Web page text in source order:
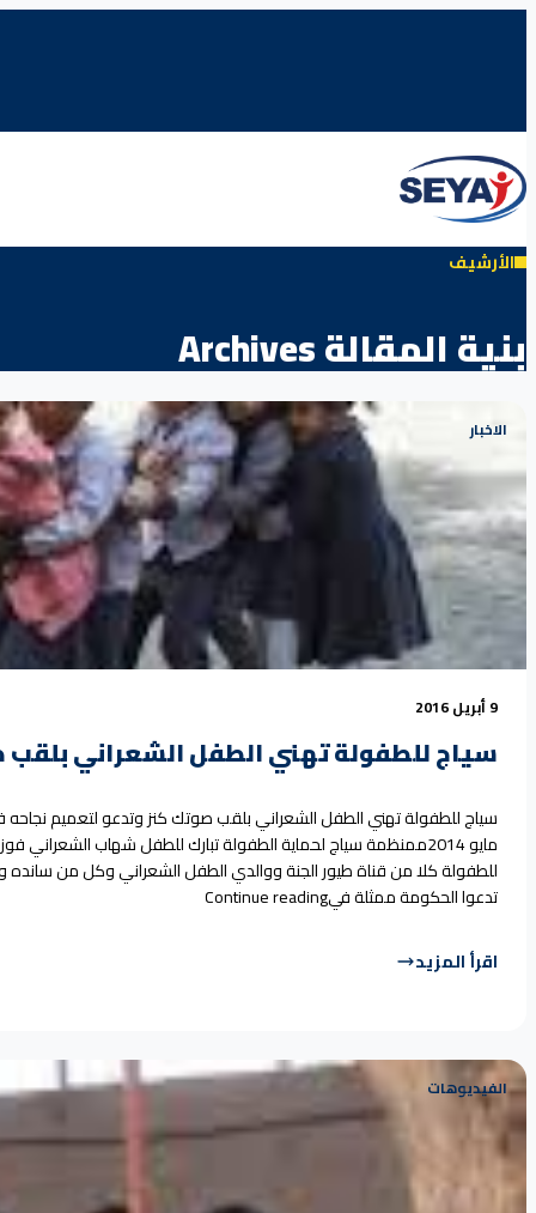
الأرشيف
بنية المقالة Archives
الاخبار
9 أبريل 2016
سياج للطفولة تهني الطفل الشعراني بلقب
مايو 2014ممنظمة سياج لحماية الطفولة تبارك للطفل شهاب
للطفولة كلا من قناة طيور الجنة ووالدي الطفل الشعراني وكل من
تدعوا الحكومة ممثلة فيContinue reading“سياج للطفولة تهني الطفل
اقرأ المزيد
الفيديوهات